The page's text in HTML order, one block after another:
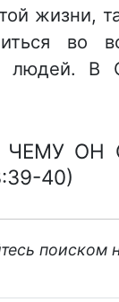
жизни,
во
людей. В
ОН
40)